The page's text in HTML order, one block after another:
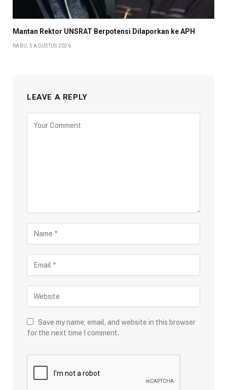
Mantan Rektor UNSRAT Berpotensi Dilaporkan ke APH
RABU, 5 AGUSTUS 2026
LEAVE A REPLY
Save my name, email, and website in this browser
for the next time I comment.